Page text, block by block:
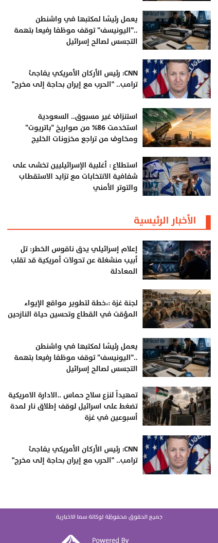
يعمل رئيسًا لمكتبها في واشنطن
.."اليونيسف" توقف موظفا رفيعا بتهمة
التجسس لصالح إسرائيل
CNN: رئيس الأركان الأمريكي يفاجئ
ترامب.. "الحرب مع إيران بحاجة إلى مخرج"
استنزاف غير مسبوق.. السعودية
استخدمت 86% من صواريخ "باتريوت"
ومخاوف من تراجع مخزونات الخليج
استطلاع : أغلبية الإسرائيليين تخشى على
شفافية الانتخابات مع تزايد الاستقطاب
والتوتر الأمني
الأخبار الرئيسية
إعلام إسرائيلي يدق ناقوس الخطر: تل
أبيب منشغلة عن تحولات أمريكية قد تقلب
المعادلة
لجنة غزة :،خطة لتطوير مواقع الإيواء
المؤقت في القطاع وتحسين حياة النازحين
يعمل رئيسًا لمكتبها في واشنطن
.."اليونيسف" توقف موظفا رفيعا بتهمة
التجسس لصالح إسرائيل
تمهيداً لنزع سلاح حماس ..الادارة الامريكية
تضغط على اسرائيل لوقف إطلاق نار لمدة
أسبوعين في غزة
CNN: رئيس الأركان الأمريكي يفاجئ
ترامب.. "الحرب مع إيران بحاجة إلى مخرج"
جميع الحقوق محفوظة لوكالة سما الاخبارية